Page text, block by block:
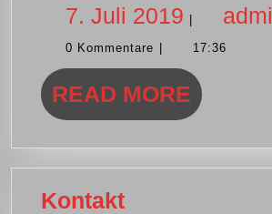
7. Juli 2019 7.
Juli
2019
|
0 Kommentare | 17:36
READ MORE READ
KontaktKontakt